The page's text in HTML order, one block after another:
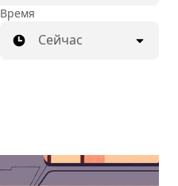
Время
Сейчас